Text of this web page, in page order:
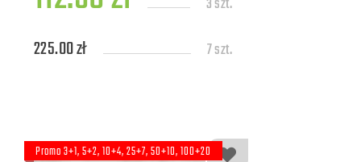
225.00 zł 7 szt.
Promo 3+1, 5+2, 10+4, 25+7, 50+10, 100+20